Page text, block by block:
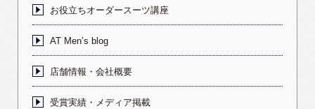
お役立ちオーダースーツ講座
AT Men’s blog
店舗情報・会社概要
受賞実績・メディア掲載